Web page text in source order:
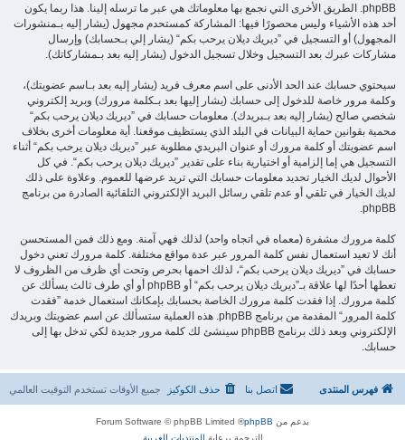
phpBB. الطريق الأخرى التي نجمع بها معلوماتك هي عبر ما ترسله إلينا. هذا ربما يكون
أحد هذه الأشياء وليس محصورًا فيها: المشاركة كمستحدم مجهول (يشار إليه بـمنشورات
المجهول) أو التسجيل في ”ديريك ديلان يرحب بكم“ (يشار إلي بـحسابك) وإرسال
مشاركات عبرك بعد التسجيل وخلال تسجيل الدخول (يشار إليه بعد بـمشاركاتك).
سيحتوي حسابك عند الحد الأدنى على اسم معرف فريد (يشار إليه بعد بـاسم عضويتك)،
وكلمة مرور خاصة للدخول إلى حسابك (يشار إليها بعد بـكلمة مرورك) وبريد إلكتروني
شخصي صالح (يشار إليه بعد بـبريدك). معلومات حسابك في ”ديريك ديلان يرحب بكم“
محمية بقوانين حماية البيانات في البلد الذي يستظيف موقعنا. أية معلومات أخرى بخلاف
اسم عضويتك أو كلمة مرورك أو عنوان البريدي مطلوبة عبر ”ديريك ديلان يرحب بكم“ أثناء
التسجيل هي إما إلزامية أو اختيارية بناء على تقدير ”ديريك ديلان يرحب بكم“. في كل
الأحوال لديك الخيار تحديد معلومات حسابك التي تريد عرضها للعموم. وعلاوة على ذلك
لديك الخيار في تلقي أو عدم تلقي رسائل البريد الإلكتروني التلقائية الصادرة من برنامج
phpBB.
كلمة مرورك مشفرة (معماه في اتجاه واحد) لذلك فهي آمنة. ومع ذلك فمن المستحسن
أنك لا تعيد استعمال نفس كلمة المرور عبر عدة مواقع مختلفة. كلمة مرورك تعني دخول
حسابك في ”ديريك ديلان يرحب بكم“، لذلك احمها بحرص وتحت أي ظرف من الظروف لا
تعطها أحدًا لها علاقة بـ”ديريك ديلان يرحب بكم“ أو phpBB أو أي طرف ثالث يسألك عن
كلمة مرورك. إذا فقدت كلمة مرورك الخاصة بحسابك بإمكانك استعمال خدمة ”فقدت
كلمة المرور“ المقدمة من برنامج phpBB. هذه العملية ستسألك عن اسم عضويتك وبريدك
الإلكتروني وبعد ذلك برنامج phpBB سينشئ لك كلمة مرور جديدة لكي تدخل بها إلى
حسابك.
فهرس المنتدى جميع الأوقات تستخدم التوقيت العالمي حذف الكوكيز اتصل بنا
بدعم من phpBB
® Forum Software © phpBB Limited
الترجمة برعاية المنتديات العربية